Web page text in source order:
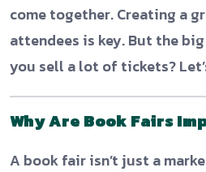
come together. Creating a
attendees is key. But the
you sell a lot of tickets?
Why Are Book Fairs
A book fair isn’t just a